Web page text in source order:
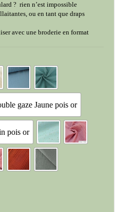
? rien n’est impossible
ou en tant que draps
avec une broderie en format
gaze Jaune pois or
pois or